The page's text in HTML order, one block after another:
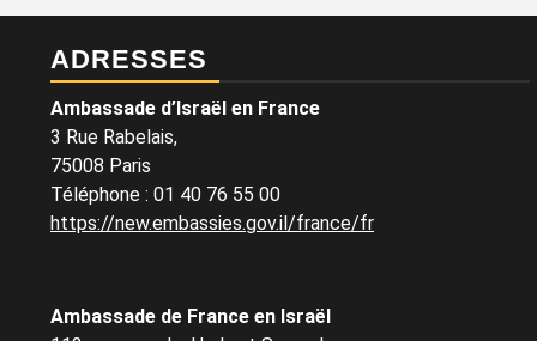
ADRESSES
Ambassade d’Israël en France
3 Rue Rabelais,
75008 Paris
Téléphone : 01 40 76 55 00
https://new.embassies.gov.il/france/fr
Ambassade de France en Israël